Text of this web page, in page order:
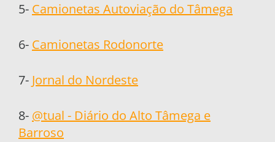
5- Camionetas Autoviação do Tâmega
6- Camionetas Rodonorte
7- Jornal do Nordeste
8- @tual - Diário do Alto Tâmega e
Barroso